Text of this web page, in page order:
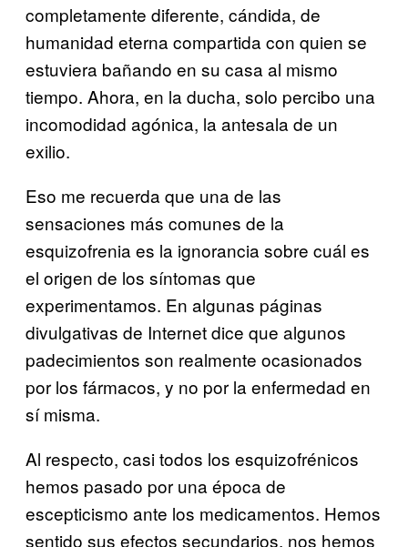
completamente diferente, cándida, de
humanidad eterna compartida con quien se
estuviera bañando en su casa al mismo
tiempo. Ahora, en la ducha, solo percibo una
incomodidad agónica, la antesala de un
exilio.
Eso me recuerda que una de las
sensaciones más comunes de la
esquizofrenia es la ignorancia sobre cuál es
el origen de los síntomas que
experimentamos. En algunas páginas
divulgativas de Internet dice que algunos
padecimientos son realmente ocasionados
por los fármacos, y no por la enfermedad en
sí misma.
Al respecto, casi todos los esquizofrénicos
hemos pasado por una época de
escepticismo ante los medicamentos. Hemos
sentido sus efectos secundarios, nos hemos